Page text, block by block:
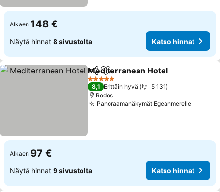
Alkaen 148 €
Näytä hinnat 8 sivustolta Katso hinnat
Jaa Lisää suosikkeihin
Mediterranean Hotel
5 Tähtiluokitus
8,1 Erittäin hyvä
5 131
Rodos
Panoraamanäkymät Egeanmerelle
Alkaen 97 €
Näytä hinnat 9 sivustolta Katso hinnat